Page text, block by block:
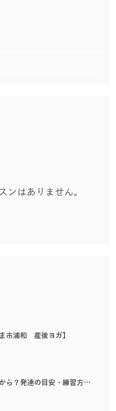
ンはありません。
市浦和 産後ヨガ】
ら？発達の目安・練習方…